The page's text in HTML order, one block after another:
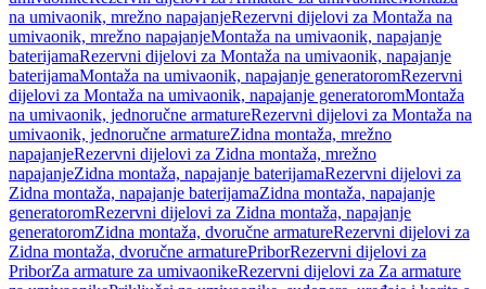
na umivaonik, mrežno napajanjeRezervni dijelovi za Montaža na
umivaonik, mrežno napajanjeMontaža na umivaonik, napajanje
baterijamaRezervni dijelovi za Montaža na umivaonik, napajanje
baterijamaMontaža na umivaonik, napajanje generatoromRezervni
dijelovi za Montaža na umivaonik, napajanje generatoromMontaža
na umivaonik, jednoručne armatureRezervni dijelovi za Montaža na
umivaonik, jednoručne armatureZidna montaža, mrežno
napajanjeRezervni dijelovi za Zidna montaža, mrežno
napajanjeZidna montaža, napajanje baterijamaRezervni dijelovi za
Zidna montaža, napajanje baterijamaZidna montaža, napajanje
generatoromRezervni dijelovi za Zidna montaža, napajanje
generatoromZidna montaža, dvoručne armatureRezervni dijelovi za
Zidna montaža, dvoručne armaturePriborRezervni dijelovi za
PriborZa armature za umivaonikeRezervni dijelovi za Za armature